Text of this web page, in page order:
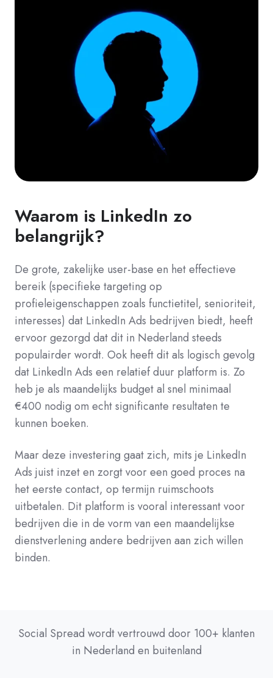
Waarom is LinkedIn zo
belangrijk?
De grote, zakelijke user-base en het effectieve
bereik (specifieke targeting op
profieleigenschappen zoals functietitel, senioriteit,
interesses) dat LinkedIn Ads bedrijven biedt, heeft
ervoor gezorgd dat dit in Nederland steeds
populairder wordt. Ook heeft dit als logisch gevolg
dat LinkedIn Ads een relatief duur platform is. Zo
heb je als maandelijks budget al snel minimaal
€400 nodig om echt significante resultaten te
kunnen boeken.
Maar deze investering gaat zich, mits je LinkedIn
Ads juist inzet en zorgt voor een goed proces na
het eerste contact, op termijn ruimschoots
uitbetalen. Dit platform is vooral interessant voor
bedrijven die in de vorm van een maandelijkse
dienstverlening andere bedrijven aan zich willen
binden.
Social Spread wordt vertrouwd door 100+ klanten
in Nederland en buitenland